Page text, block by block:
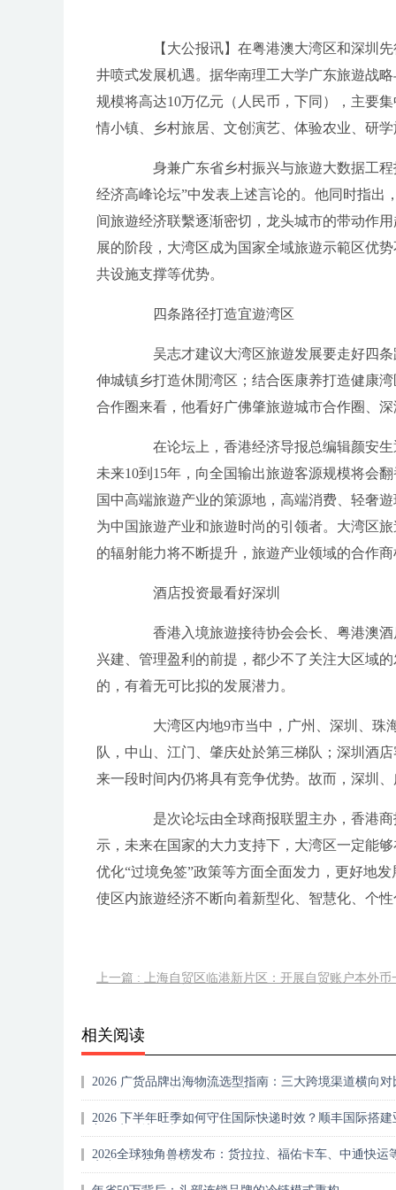
【大公报讯】在粤港澳大湾区和深圳先
井喷式发展机遇。据华南理工大学广东旅遊战
规模将高达10万亿元（人民币，下同），主要
情小镇、乡村旅居、文创演艺、体验农业、研
身兼广东省乡村振兴与旅遊大数据工程
经济高峰论坛”中发表上述言论的。他同时指出
间旅遊经济联繫逐渐密切，龙头城市的带动作
展的阶段，大湾区成为国家全域旅遊示範区优
共设施支撑等优势。
四条路径打造宜遊湾区
吴志才建议大湾区旅遊发展要走好四条
伸城镇乡打造休閒湾区；结合医康养打造健康
合作圈来看，他看好广佛肇旅遊城市合作圈、
在论坛上，香港经济导报总编辑颜安生
未来10到15年，向全国输出旅遊客源规模将会
国中高端旅遊产业的策源地，高端消费、轻奢
为中国旅遊产业和旅遊时尚的引领者。大湾区
的辐射能力将不断提升，旅遊产业领域的合作
酒店投资最看好深圳
香港入境旅遊接待协会会长、粤港澳酒
兴建、管理盈利的前提，都少不了关注大区域
的，有着无可比拟的发展潜力。
大湾区内地9市当中，广州、深圳、珠
队，中山、江门、肇庆处於第三梯队；深圳酒
来一段时间内仍将具有竞争优势。故而，深圳
是次论坛由全球商报联盟主办，香港商
示，未来在国家的大力支持下，大湾区一定能
优化“过境免签”政策等方面全面发力，更好地
使区内旅遊经济不断向着新型化、智慧化、个
上一篇 : 上海自贸区临港新片区：开展自贸账户本外币
相关阅读
2026 广货品牌出海物流选型指南：三大跨境渠道横向对
2026 下半年旺季如何守住国际快递时效？顺丰国际搭建
2026全球独角兽榜发布：货拉拉、福佑卡车、中通快运